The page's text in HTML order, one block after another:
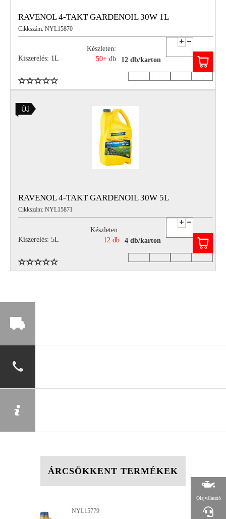
ÁRCSÖKKENT TERMÉKEK
NYL11003
RAVENOL 4-TAKT GARDENOIL 30W 1L
Cikkszám: NYL15870
Kiszerelés: 1L
Készleten:
50+ db
12 db/karton
ÚJ
RAVENOL 4-TAKT GARDENOIL 30W 5L
Cikkszám: NYL15871
Kiszerelés: 5L
Készleten:
12 db
4 db/karton
Olajválasztó